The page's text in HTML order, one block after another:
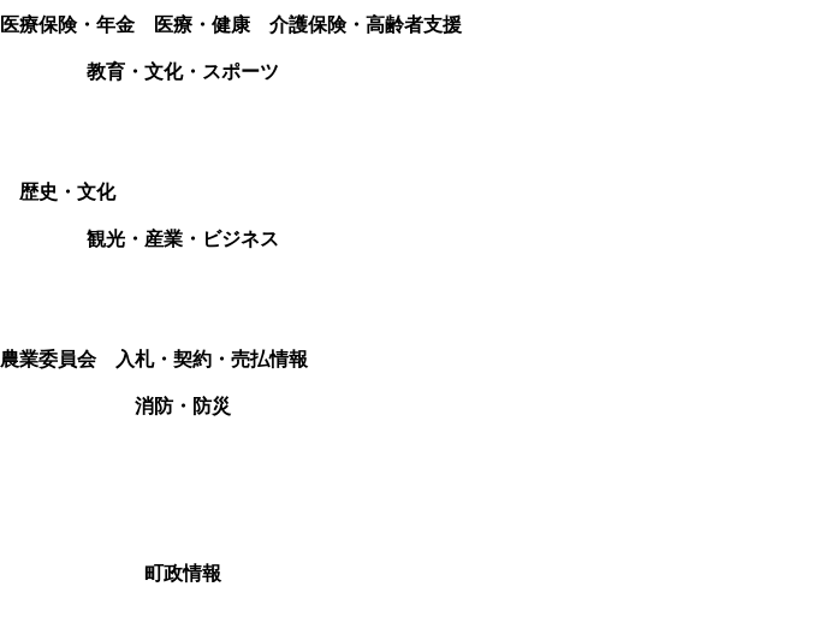
医療保険・年金 医療・健康
介護保険・高齢者支援
教育・文化・スポーツ
歴史・文化
観光・産業・ビジネス
農業委員会
入札・契約・売払情報
消防・防災
町政情報